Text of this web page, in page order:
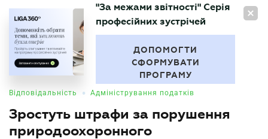
UA
БУХГАЛТЕР
"За межами звітності" Серія
професійних зустрічей
ДОПОМОГТИ
СФОРМУВАТИ
ПРОГРАМУ
Відповідальність • Адміністрування податків
Зростуть штрафи за порушення
природоохоронного